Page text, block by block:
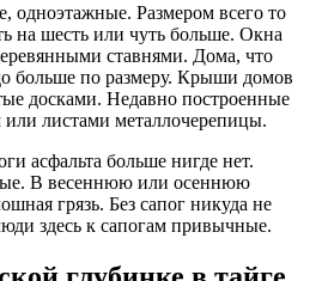
одноэтажные. Размером всего то
на шесть или чуть больше. Окна
ставнями. Дома, что
больше по размеру. Крыши домов
досками. Недавно построенные
листами металлочерепицы.
асфальта больше нигде нет.
В весеннюю или осеннюю
грязь. Без сапог никуда не
здесь к сапогам привычные.